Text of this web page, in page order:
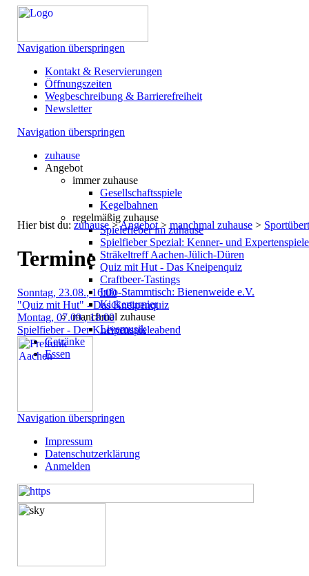
Navigation überspringen
Kontakt & Reservierungen
Öffnungszeiten
Wegbeschreibung & Barrierefreiheit
Newsletter
Navigation überspringen
zuhause
Angebot
immer zuhause
Gesellschaftsspiele
Kegelbahnen
regelmäßig zuhause
Spielefieber im zuhause
Spielfieber Spezial: Kenner- und
Sträkeltreff Aachen-Jülich-Düren
Quiz mit Hut - Das Kneipenquiz
Craftbeer-Tastings
Info-Stammtisch: Bienenweide e.V.
Kickerturnier
manchmal zuhause
Livemusik
Getränke
Essen
Hier bist du:zuhause>Angebot> manchmal zuhause >
Termine
Sonntag, 23.08., 16:00
"Quiz mit Hut" - Das Kneipenquiz
Montag, 07.09., 18:00
Spielfieber - Der Kneipenspieleabend
Navigation überspringen
Impressum
Datenschutzerklärung
Anmelden